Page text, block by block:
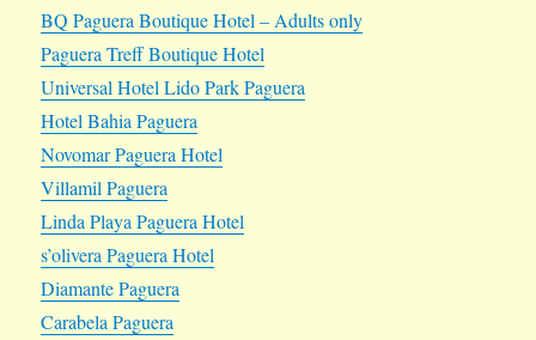
BQ Paguera Boutique Hotel – Adults only
Paguera Treff Boutique Hotel
Universal Hotel Lido Park Paguera
Hotel Bahia Paguera
Novomar Paguera Hotel
Villamil Paguera
Linda Playa Paguera Hotel
s’olivera Paguera Hotel
Diamante Paguera
Carabela Paguera